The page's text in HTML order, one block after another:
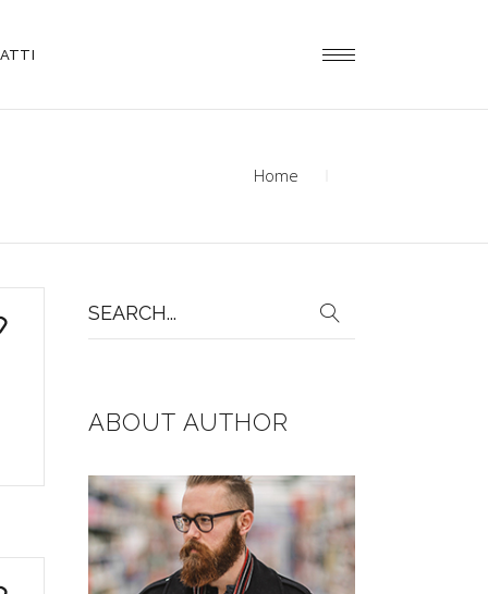
Home
for:
ABOUT AUTHOR